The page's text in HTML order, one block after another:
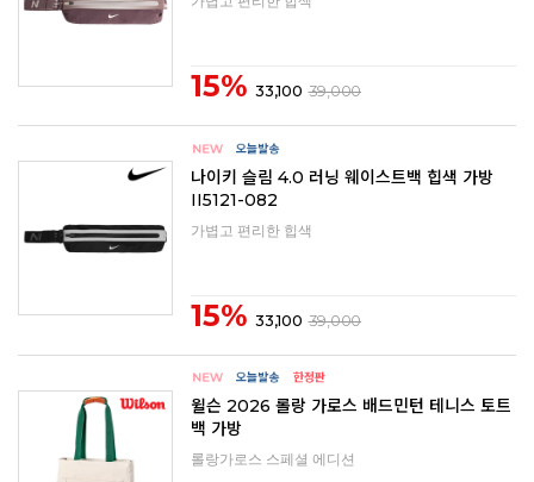
15% 33,100 39,000
나이키 슬림 4.0 러닝 웨이스트백 힙색 가방
II5121-082
가볍고 편리한 힙색
15% 33,100 39,000
윌슨 2026 롤랑 가로스 배드민턴 테니스 토트
백 가방
롤랑가로스 스페셜 에디션